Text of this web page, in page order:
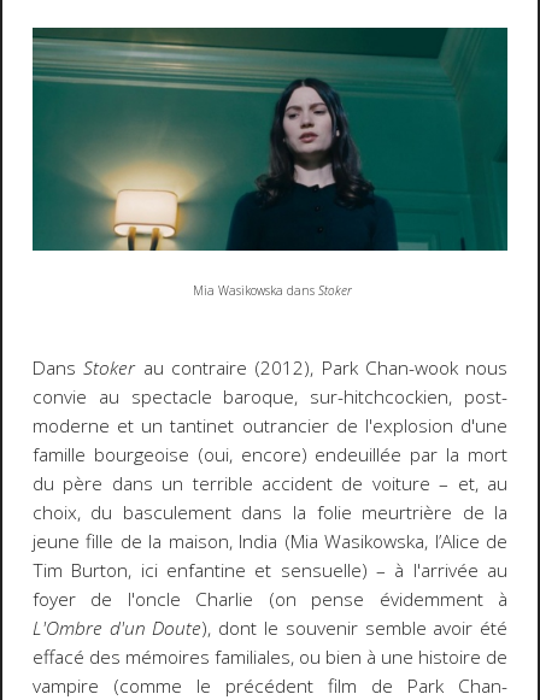
Mia Wasikowska dans Stoker
DansStoker au contraire (2012), Park Chan-wook nous
convie au spectacle baroque, sur-hitchcockien, post-
moderne et un tantinet outrancier de l'explosion d'une
famille bourgeoise (oui, encore) endeuillée par la mort
du père dans un terrible accident de voiture – et, au
choix, du basculement dans la folie meurtrière de la
jeune fille de la maison, India (Mia Wasikowska, l’Alice de
Tim Burton, ici enfantine et sensuelle) – à l'arrivée au
foyer de l'oncle Charlie (on pense évidemment à
L'Ombre d'un Doute), dont le souvenir semble avoir été
effacé des mémoires familiales, ou bien à une histoire de
vampire (comme le précédent film de Park Chan-